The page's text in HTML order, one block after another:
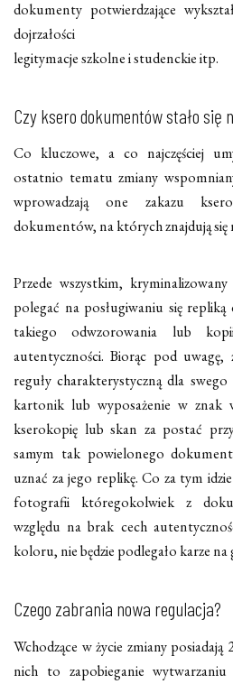
dokumenty potwierdzające
dojrzałości
legitymacje szkolne i studenckie itp.
Czy ksero dokumentów stało się
Co kluczowe, a co najczęściej
ostatnio tematu zmiany
wprowadzają one zakazu
dokumentów, na których znajdują się
Przede wszystkim,
polegać na posługiwaniu się
takiego odwzorowania lub
autentyczności. Biorąc pod
reguły charakterystyczną dla
kartonik lub wyposażenie w znak
kserokopię lub skan za postać
samym tak powielonego
uznać za jego replikę. Co za tym
fotografii któregokolwiek z
względu na brak cech
koloru, nie będzie podlegało karze
Czego zabrania nowa regulacja?
Wchodzące w życie zmiany posiadają
nich to zapobieganie wytwarzaniu